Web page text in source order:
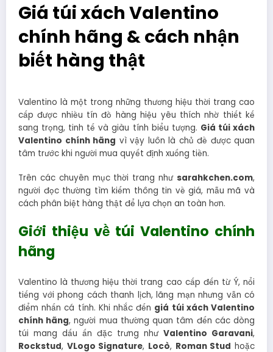
Giá túi xách Valentino
chính hãng & cách nhận
biết hàng thật
Valentino là một trong những thương hiệu thời trang cao
cấp được nhiều tín đồ hàng hiệu yêu thích nhờ thiết kế
sang trọng, tinh tế và giàu tính biểu tượng. Giá túi xách
Valentino chính hãng vì vậy luôn là chủ đề được quan
tâm trước khi người mua quyết định xuống tiền.
Trên các chuyên mục thời trang như sarahkchen.com,
người đọc thường tìm kiếm thông tin về giá, mẫu mã và
cách phân biệt hàng thật để lựa chọn an toàn hơn.
Giới thiệu về túi Valentino chính
hãng
Valentino là thương hiệu thời trang cao cấp đến từ Ý, nổi
tiếng với phong cách thanh lịch, lãng mạn nhưng vẫn có
điểm nhấn cá tính. Khi nhắc đến giá túi xách Valentino
chính hãng, người mua thường quan tâm đến các dòng
túi mang dấu ấn đặc trưng như Valentino Garavani,
Rockstud, VLogo Signature, Locò, Roman Stud hoặc